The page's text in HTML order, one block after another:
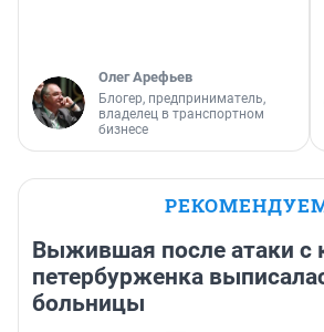
Олег Арефьев
Блогер, предприниматель,
владелец в транспортном
бизнесе
Выжившая после атаки с
петербурженка
больницы